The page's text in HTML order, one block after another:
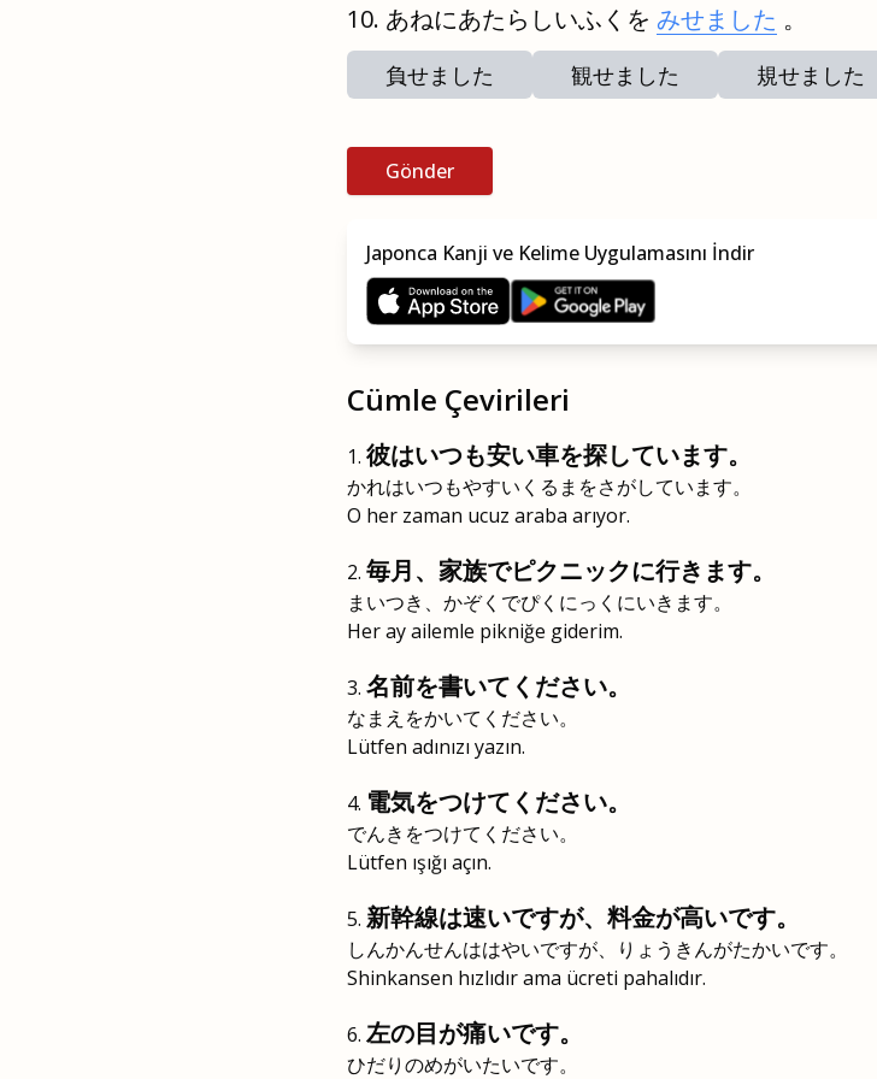
あねにあたらしいふくを みせました 。
負せました 観せました 規せました
Gönder
Japonca Kanji ve Kelime Uygulamasını İndir
Cümle Çevirileri
彼はいつも安い車を探しています。
かれはいつもやすいくるまをさがしています。
O her zaman ucuz araba arıyor.
毎月、家族でピクニックに行きます。
まいつき、かぞくでぴくにっくにいきます。
Her ay ailemle pikniğe giderim.
名前を書いてください。
なまえをかいてください。
Lütfen adınızı yazın.
電気をつけてください。
でんきをつけてください。
Lütfen ışığı açın.
新幹線は速いですが、料金が高いです。
しんかんせんははやいですが、りょうきんがたかいです。
Shinkansen hızlıdır ama ücreti pahalıdır.
左の目が痛いです。
ひだりのめがいたいです。